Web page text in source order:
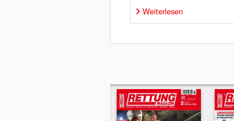
Weiterlesen